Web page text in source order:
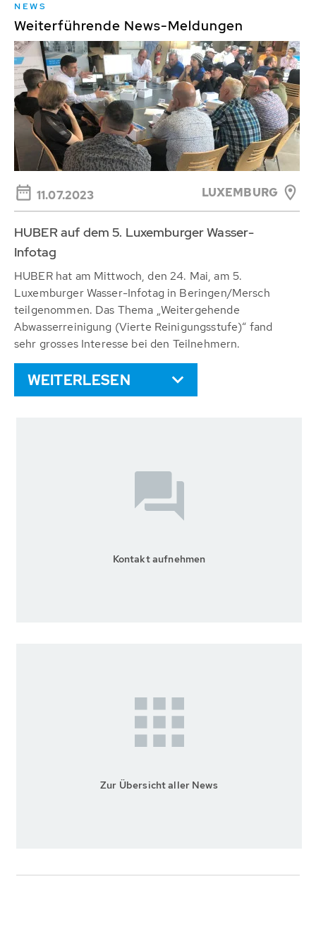
NEWS
Weiterführende News-Meldungen
11.07.2023 LUXEMBURG
HUBER auf dem 5. Luxemburger Wasser-
Infotag
HUBER hat am Mittwoch, den 24. Mai, am 5.
Luxemburger Wasser-Infotag in Beringen/Mersch
teilgenommen. Das Thema „Weitergehende
Abwasserreinigung (Vierte Reinigungsstufe)“ fand
sehr grosses Interesse bei den Teilnehmern.
WEITERLESEN
Kontakt aufnehmen
Zur Übersicht aller News